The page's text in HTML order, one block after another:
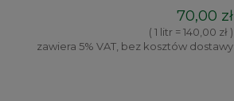
70,00 zł
( 1 litr = 140,00 zł )
zawiera 5% VAT, bez kosztów dostawy